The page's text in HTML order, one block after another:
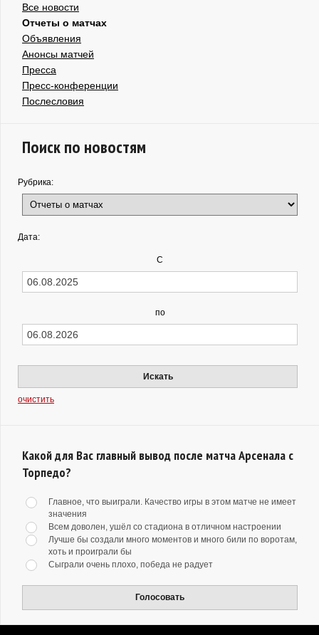
Все новости
Отчеты о матчах
Объявления
Анонсы матчей
Пресса
Пресс-конференции
Послесловия
Поиск по новостям
Рубрика:
Дата:
С
по
Искать
очистить
Какой для Вас главный вывод после матча Арсенала с
Торпедо?
Главное, что выиграли. Качество игры в этом матче не имеет
значения
Всем доволен, ушёл со стадиона в отличном настроении
Лучше бы создали много моментов и много били по воротам,
хоть и проиграли бы
Сыграли очень плохо, победа не радует
Голосовать